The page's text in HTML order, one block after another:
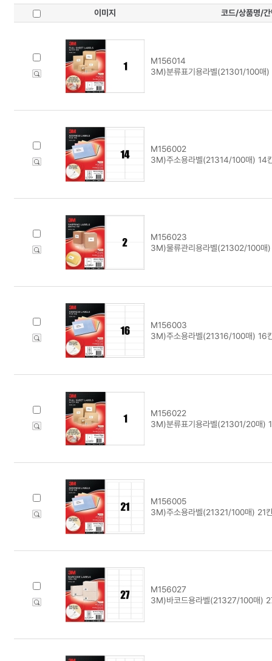
이미지 코드/상품명/간
M156014
3M)분류표기용라벨(21301/100매)
M156002
3M)주소용라벨(21314/100매) 14
M156023
3M)물류관리용라벨(21302/100매
M156003
3M)주소용라벨(21316/100매) 16
M156022
3M)분류표기용라벨(21301/20매)
M156005
3M)주소용라벨(21321/100매) 21
M156027
3M)바코드용라벨(21327/100매)